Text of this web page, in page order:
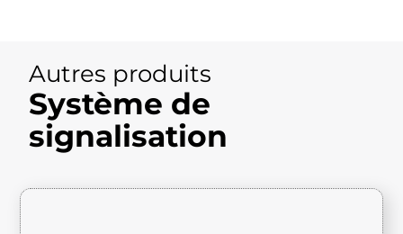
Autres produits
Système de
signalisation